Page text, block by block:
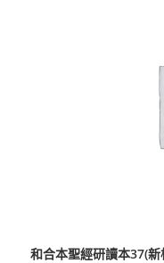
和合本聖經研讀本37(